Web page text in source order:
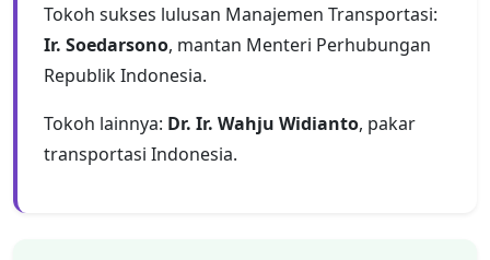
Tokoh sukses lulusan Manajemen Transportasi:
Ir. Soedarsono, mantan Menteri Perhubungan
Republik Indonesia.
Tokoh lainnya: Dr. Ir. Wahju Widianto, pakar
transportasi Indonesia.